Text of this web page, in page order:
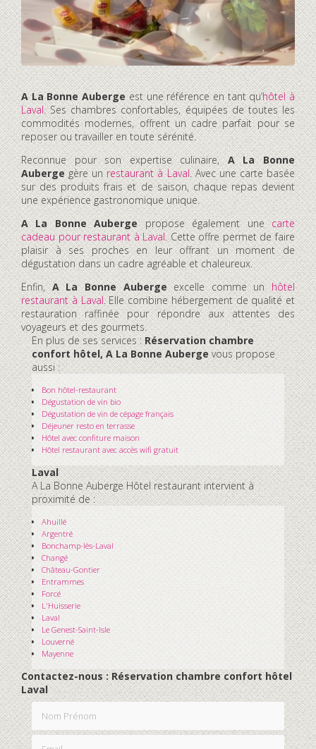
A La Bonne Aubergeest une référence en tant qu’hôtel à
Laval. Ses chambres confortables, équipées de toutes les
commodités modernes, offrent un cadre parfait pour se
reposer ou travailler en toute sérénité.
Reconnue pour son expertise culinaire,A La Bonne
Aubergegère unrestaurant à Laval. Avec une carte basée
sur des produits frais et de saison, chaque repas devient
une expérience gastronomique unique.
A La Bonne Aubergepropose également unecarte
cadeau pour restaurant à Laval. Cette offre permet de faire
plaisir à ses proches en leur offrant un moment de
dégustation dans un cadre agréable et chaleureux.
Enfin,A La Bonne Aubergeexcelle comme unhôtel
restaurant à Laval. Elle combine hébergement de qualité et
restauration raffinée pour répondre aux attentes des
voyageurs et des gourmets.
En plus de ses services :Réservation chambre
confort hôtel, A La Bonne Aubergevous propose
aussi :
Bon hôtel-restaurant
Dégustation de vin bio
Dégustation de vin de cépage français
Déjeuner resto en terrasse
Hôtel avec confiture maison
Hôtel restaurant avec accès wifi gratuit
Laval
A La Bonne Auberge Hôtel restaurant intervient à
proximité de :
Ahuillé
Argentré
Bonchamp-lès-Laval
Changé
Château-Gontier
Entrammes
Forcé
L'Huisserie
Laval
Le Genest-Saint-Isle
Louverné
Mayenne
Contactez-nous : Réservation chambre confort hôtel
Laval
Email